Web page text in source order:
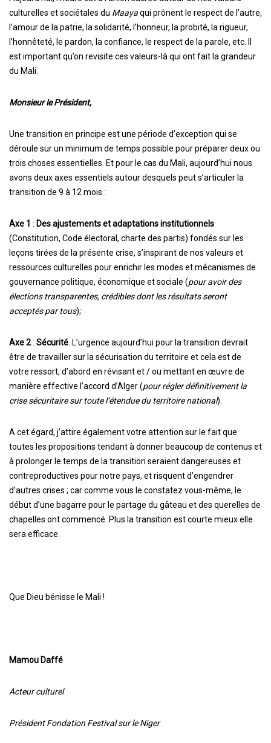
culturelles et sociétales du Maayaqui prônent le respect de l’autre,
l’amour de la patrie, la solidarité, l’honneur, la probité, la rigueur,
l’honnêteté, le pardon, la confiance, le respect de la parole, etc. Il
est important qu’on revisite ces valeurs-là qui ont fait la grandeur
du Mali.
Monsieur le Président,
Une transition en principe est une période d’exception qui se
déroule sur un minimum de temps possible pour préparer deux ou
trois choses essentielles. Et pour le cas du Mali, aujourd’hui nous
avons deux axes essentiels autour desquels peut s’articuler la
transition de 9 à 12 mois :
Axe 1 : Des ajustements et adaptations institutionnels
(Constitution, Code électoral, charte des partis) fondés sur les
leçons tirées de la présente crise, s’inspirant de nos valeurs et
ressources culturelles pour enrichir les modes et mécanismes de
gouvernance politique, économique et sociale (pour avoir des
élections transparentes, crédibles dont les résultats seront
acceptés par tous);
Axe 2: Sécurité. L’urgence aujourd’hui pour la transition devrait
être de travailler sur la sécurisation du territoire et cela est de
votre ressort, d’abord en révisant et / ou mettant en œuvre de
manière effective l’accord d’Alger (pour régler définitivement la
crise sécuritaire sur toute l’étendue du territoire national).
A cet égard, j’attire également votre attention sur le fait que
toutes les propositions tendant à donner beaucoup de contenus et
à prolonger le temps de la transition seraient dangereuses et
contreproductives pour notre pays, et risquent d’engendrer
d’autres crises ; car comme vous le constatez vous-même, le
début d’une bagarre pour le partage du gâteau et des querelles de
chapelles ont commencé. Plus la transition est courte mieux elle
sera efficace.
Que Dieu bénisse le Mali !
Mamou Daffé
Acteur culturel
Président Fondation Festival sur le Niger